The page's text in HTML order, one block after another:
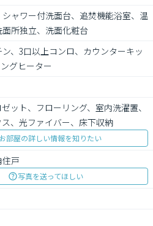
ャワー付洗面台、追焚機能浴室、温
所独立、洗面化粧台
、3口以上コンロ、カウンターキッ
グヒーター
ット、フローリング、室内洗濯置、
、光ファイバー、床下収納
お部屋の詳しい情報を知りたい
戸
写真を送ってほしい